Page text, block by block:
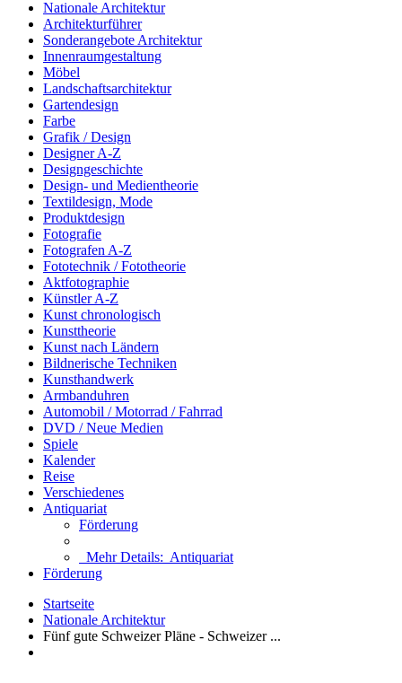
Nationale Architektur
Architekturführer
Sonderangebote Architektur
Innenraumgestaltung
Möbel
Landschaftsarchitektur
Gartendesign
Farbe
Grafik / Design
Designer A-Z
Designgeschichte
Design- und Medientheorie
Textildesign, Mode
Produktdesign
Fotografie
Fotografen A-Z
Fototechnik / Fototheorie
Aktfotographie
Künstler A-Z
Kunst chronologisch
Kunsttheorie
Kunst nach Ländern
Bildnerische Techniken
Kunsthandwerk
Armbanduhren
Automobil / Motorrad / Fahrrad
DVD / Neue Medien
Spiele
Kalender
Reise
Verschiedenes
Antiquariat
Förderung
Mehr Details: Antiquariat
Förderung
Startseite
Nationale Architektur
Fünf gute Schweizer Pläne - Schweizer ...